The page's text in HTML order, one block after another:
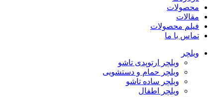
محصولات
مقالات
فیلم محصولات
تماس با ما
ویلچر
ویلچر ارتوپدی تاشو
ویلچر حمام و دستشویی
ویلچر ساده تاشو
ویلچر اطفال